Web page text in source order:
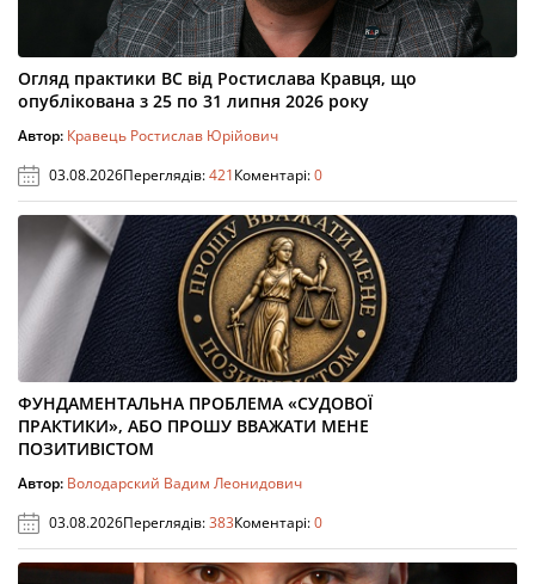
Огляд практики ВС від Ростислава Кравця, що
опублікована з 25 по 31 липня 2026 року
Автор: Кравець Ростислав Юрійович
03.08.2026Переглядів:421Коментарі:0
ФУНДАМЕНТАЛЬНА ПРОБЛЕМА «СУДОВОЇ
ПРАКТИКИ», АБО ПРОШУ ВВАЖАТИ МЕНЕ
ПОЗИТИВІСТОМ
Автор: Володарский Вадим Леонидович
03.08.2026Переглядів:383Коментарі:0